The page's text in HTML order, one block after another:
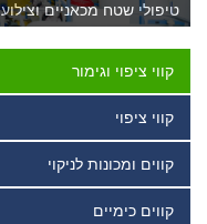
קווים ומכונות לניקוי
טיפולי שטח מכאניים וצילוע
קווי ציפוי
קווים כימיים
קווי ציפוי
קווים ומכונות לניקוי
קווי ציפוי וגימור
קווי ציפוי
קווים ומכונות לניקוי
קווים כימיים